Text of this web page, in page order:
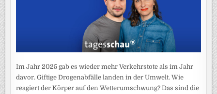
Im Jahr 2025 gab es wieder mehr Verkehrstote als im Jahr
davor. Giftige Drogenabfälle landen in der Umwelt. Wie
reagiert der Körper auf den Wetterumschwung? Das sind die